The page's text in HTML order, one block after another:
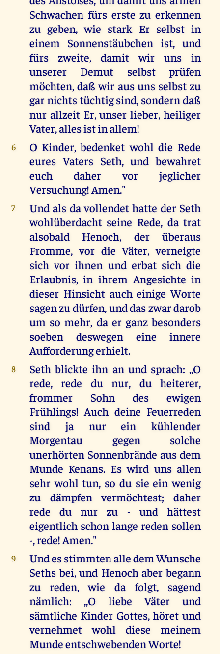
Schwachen fürs erste zu erkennen
zu geben, wie stark Er selbst in
einem Sonnenstäubchen ist, und
fürs zweite, damit wir uns in
unserer Demut selbst prüfen
möchten, daß wir aus uns selbst zu
gar nichts tüchtig sind, sondern daß
nur allzeit Er, unser lieber, heiliger
Vater, alles ist in allem!
6
O Kinder, bedenket wohl die Rede
eures Vaters Seth, und bewahret
euch daher vor jeglicher
Versuchung! Amen."
7
Und als da vollendet hatte der Seth
wohlüberdacht seine Rede, da trat
alsobald Henoch, der überaus
Fromme, vor die Väter, verneigte
sich vor ihnen und erbat sich die
Erlaubnis, in ihrem Angesichte in
dieser Hinsicht auch einige Worte
sagen zu dürfen, und das zwar darob
um so mehr, da er ganz besonders
soeben deswegen eine innere
Aufforderung erhielt.
8
Seth blickte ihn an und sprach: ,,O
rede, rede du nur, du heiterer,
frommer Sohn des ewigen
Frühlings! Auch deine Feuerreden
sind ja nur ein kühlender
Morgentau gegen solche
unerhörten Sonnenbrände aus dem
Munde Kenans. Es wird uns allen
sehr wohl tun, so du sie ein wenig
zu dämpfen vermöchtest; daher
rede du nur zu - und hättest
eigentlich schon lange reden sollen
-, rede! Amen."
9
Und es stimmten alle dem Wunsche
Seths bei, und Henoch aber begann
zu reden, wie da folgt, sagend
nämlich: ,,O liebe Väter und
sämtliche Kinder Gottes, höret und
vernehmet wohl diese meinem
Munde entschwebenden Worte!